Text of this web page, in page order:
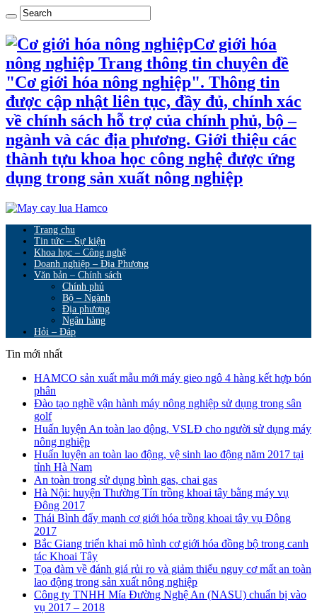
Cơ giới hóa
nông nghiệp Trang thông tin chuyên đề
"Cơ giới hóa nông nghiệp". Thông tin
được cập nhật liên tục, đầy đủ, chính xác
về chính sách hỗ trợ của chính phủ, bộ –
ngành và các địa phương. Giới thiệu các
thành tựu khoa học công nghệ được ứng
dụng trong sản xuất nông nghiệp
Trang chu
Tin tức – Sự kiện
Khoa học – Công nghệ
Doanh nghiệp – Địa Phương
Văn bản – Chính sách
Chính phủ
Bộ – Ngành
Địa phương
Ngân hàng
Hỏi – Đáp
Tin mới nhất
HAMCO sản xuất mẫu mới máy gieo ngô 4 hàng kết hợp bón
phân
Đào tạo nghề vận hành máy nông nghiệp sử dụng trong sân
golf
Huấn luyện An toàn lao động, VSLĐ cho người sử dụng máy
nông nghiệp
Huấn luyện an toàn lao động, vệ sinh lao động năm 2017 tại
tỉnh Hà Nam
An toàn trong sử dụng bình gas, chai gas
Hà Nội: huyện Thường Tín trồng khoai tây bằng máy vụ
Đông 2017
Thái Bình đẩy mạnh cơ giới hóa trồng khoai tây vụ Đông
2017
Bắc Giang triển khai mô hình cơ giới hóa đồng bộ trong canh
tác Khoai Tây
Tọa đàm về đánh giá rủi ro và giảm thiểu nguy cơ mất an toàn
lao động trong sản xuất nông nghiệp
Công ty TNHH Mía Đường Nghệ An (NASU) chuẩn bị vào
vụ 2017 – 2018